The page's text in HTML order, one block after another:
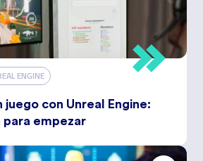
ENGINE
juego con Unreal Engine:
empezar